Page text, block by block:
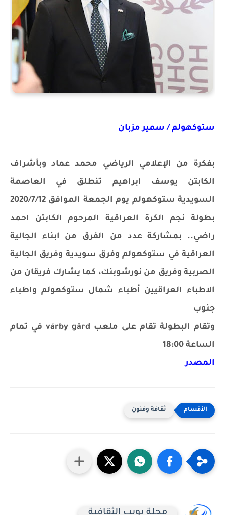
ستوكهولم / سمير مزبان
بفكرة من الإعلامي الرياضي محمد عماد وبأشراف
الكابتن يوسف ابراهيم تنطلق في العاصمة
السويدية ستوكهولم يوم الجمعة الموافق 2020/7/12
بطولة نجم الكرة العراقية المرحوم الكابتن احمد
راضي.. بمشاركة عدد من الفرق من ابناء الجالية
العراقية في ستوكهولم وفرق ‎سويدية وفريق الجالية
الصربية وفريق من نورشوبنك، ‎كما يشارك فريقان من
الاطباء العراقيين ‎أطباء شمال ستوكهولم ‎واطباء
جنوب
وتقام البطولة تقام على ملعب vårby gård في تمام
الساعة 18:00
المصدر
ثقافة وفنون
مجلة بويب الثقافية